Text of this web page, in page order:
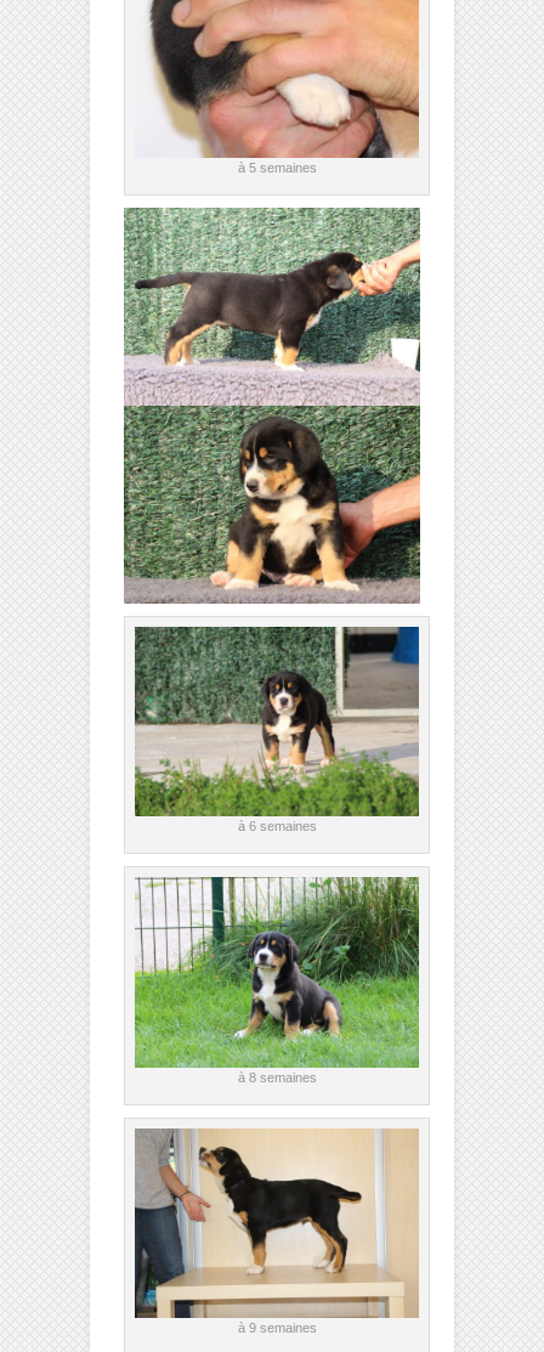
à 5 semaines
à 6 semaines
à 8 semaines
à 9 semaines